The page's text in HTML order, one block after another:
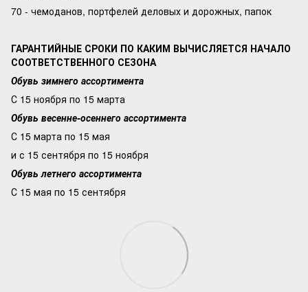
70 - чемоданов, портфелей деловых и дорожных, папок
ГАРАНТИЙНЫЕ СРОКИ ПО КАКИМ ВЫЧИСЛЯЕТСЯ НАЧАЛО
СООТВЕТСТВЕННОГО СЕЗОНА
Обувь зимнего ассортимента
С 15 ноября по 15 марта
Обувь весенне-осеннего ассортимента
С 15 марта по 15 мая
и с 15 сентября по 15 ноября
Обувь летнего ассортимента
С 15 мая по 15 сентября